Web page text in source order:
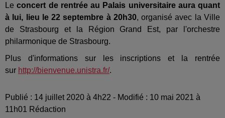
Leconcert de rentrée au Palais universitaire aura quant
à lui, lieu le 22 septembre à 20h30, organisé avec la Ville
de Strasbourg et la Région Grand Est, par l'orchestre
philarmonique de Strasbourg.
Plus d'informations sur les inscriptions et la rentrée
sur http://bienvenue.unistra.fr/.
Publié : 14 juillet 2020 à 4h22 - Modifié : 10 mai 2021 à
11h01 Rédaction